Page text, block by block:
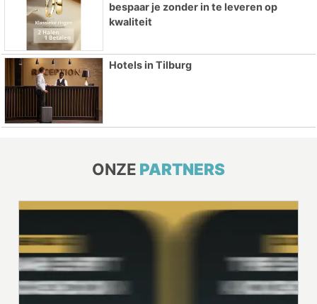
bespaar je zonder in te leveren op
kwaliteit
Hotels in Tilburg
ONZE PARTNERS